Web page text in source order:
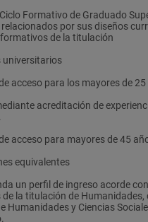
transversales
T1:
basadas en el respeto a
la diversidad, la multiculturalidad
alorar de forma crítica los
asumir la igualdad de género
de la sociedad actual
Latina y su Literatura
y Sociedad
Española
del Arte Antiguo y Medieval
con Fines Académicos
Formativo de Graduado
por sus diseños
de la titulación
universitarios
acceso para los mayores de
acreditación de
acceso para mayores de 45
equivalentes
un perfil de ingreso acorde
la titulación de Humanidades,
Humanidades y Ciencias